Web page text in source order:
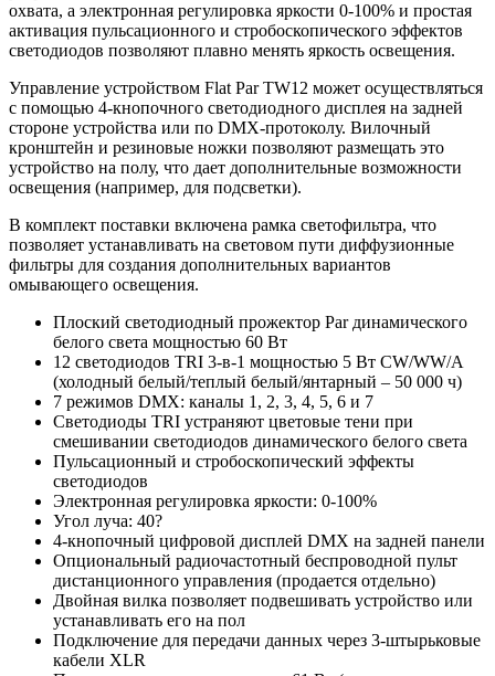
охвата, а электронная регулировка яркости 0-100% и простая
активация пульсационного и стробоскопического эффектов
светодиодов позволяют плавно менять яркость освещения.
Управление устройством Flat Par TW12 может осуществляться
с помощью 4-кнопочного светодиодного дисплея на задней
стороне устройства или по DMX-протоколу. Вилочный
кронштейн и резиновые ножки позволяют размещать это
устройство на полу, что дает дополнительные возможности
освещения (например, для подсветки).
В комплект поставки включена рамка светофильтра, что
позволяет устанавливать на световом пути диффузионные
фильтры для создания дополнительных вариантов
омывающего освещения.
Плоский светодиодный прожектор Par динамического
белого света мощностью 60 Вт
12 светодиодов TRI 3-в-1 мощностью 5 Вт CW/WW/A
(холодный белый/теплый белый/янтарный – 50 000 ч)
7 режимов DMX: каналы 1, 2, 3, 4, 5, 6 и 7
Светодиоды TRI устраняют цветовые тени при
смешивании светодиодов динамического белого света
Пульсационный и стробоскопический эффекты
светодиодов
Электронная регулировка яркости: 0-100%
Угол луча: 40?
4-кнопочный цифровой дисплей DMX на задней панели
Опциональный радиочастотный беспроводной пульт
дистанционного управления (продается отдельно)
Двойная вилка позволяет подвешивать устройство или
устанавливать его на пол
Подключение для передачи данных через 3-штырьковые
кабели XLR